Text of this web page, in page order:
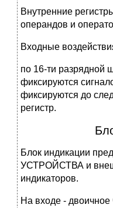
Внутренние
операндов и
Входные
по 16-ти разрядной
фиксируются
фиксируются до
регистр.
Блок индикации
УСТРОЙСТВА и
индикаторов.
На входе -